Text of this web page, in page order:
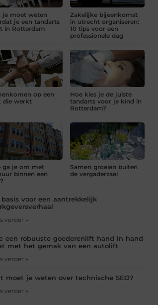
je moet weten
je een tandarts
in Rotterdam
Zakelijke bijeenkomst
in utrecht organiseren:
10 tips voor een
professionele dag
op een
die werkt
Hoe kies je de juiste
tandarts voor je kind in
Rotterdam?
ga je om met
binnen een
Samen groeien buiten
de vergaderzaal
basis voor een aantrekkelijk
verder »
een robuuste goederenlift hand in hand
met het gemak van een autolift
verder »
moet je weten over technische SEO?
verder »